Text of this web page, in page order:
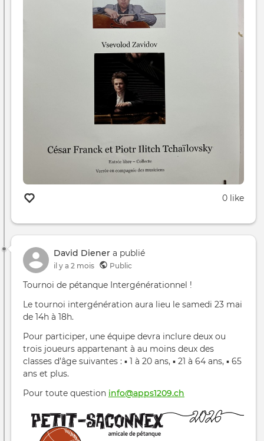
0 like
David Diener a publié
il y a 2 mois Public
Tournoi de pétanque Intergénérationnel !
Le tournoi intergénération aura lieu le samedi 23 mai
de 14h à 18h.
Pour participer, une équipe devra inclure deux ou
trois joueurs appartenant à au moins deux des
classes d’âge suivantes : ▪ 1 à 20 ans, ▪ 21 à 64 ans, ▪ 65
ans et plus.
Pour toute question info@apps1209.ch